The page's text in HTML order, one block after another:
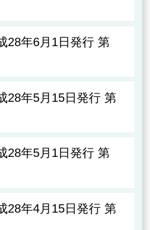
28年6月1日発行 第
28年5月15日発行 第
28年5月1日発行 第
28年4月15日発行 第